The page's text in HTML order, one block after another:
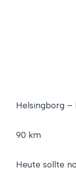
Helsingborg –
90 km
Heute sollte